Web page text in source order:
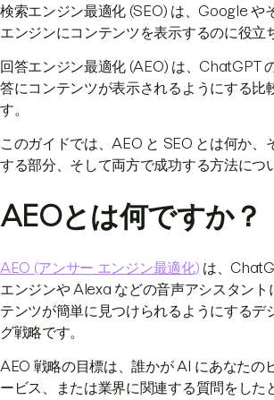
検索エンジン最適化 (SEO) は、Google や
エンジンにコンテンツを表示するのに役立
回答エンジン最適化 (AEO) は、ChatGPT
答にコンテンツが表示されるようにする比
す。
このガイドでは、AEO と SEO とは何か、
する部分、そして両方で成功する方法につ
AEOとは何ですか？
AEO (アンサー エンジン最適化) は、
エンジンや Alexa などの音声アシスタン
テンツが簡単に見つけられるようにするデ
グ戦略です。
AEO 戦略の目標は、誰かが AI にあなたの
ービス、または業界に関連する質問をした